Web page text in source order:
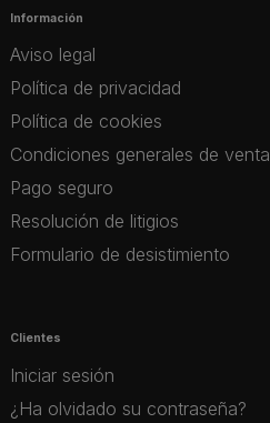
Información
Aviso legal
Política de privacidad
Política de cookies
Condiciones generales de venta
Pago seguro
Resolución de litigios
Formulario de desistimiento
Clientes
Iniciar sesión
¿Ha olvidado su contraseña?